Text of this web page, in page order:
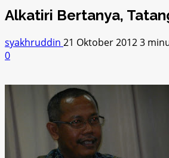
Alkatiri Bertanya,
syakhruddin 21 Oktober 20123
0